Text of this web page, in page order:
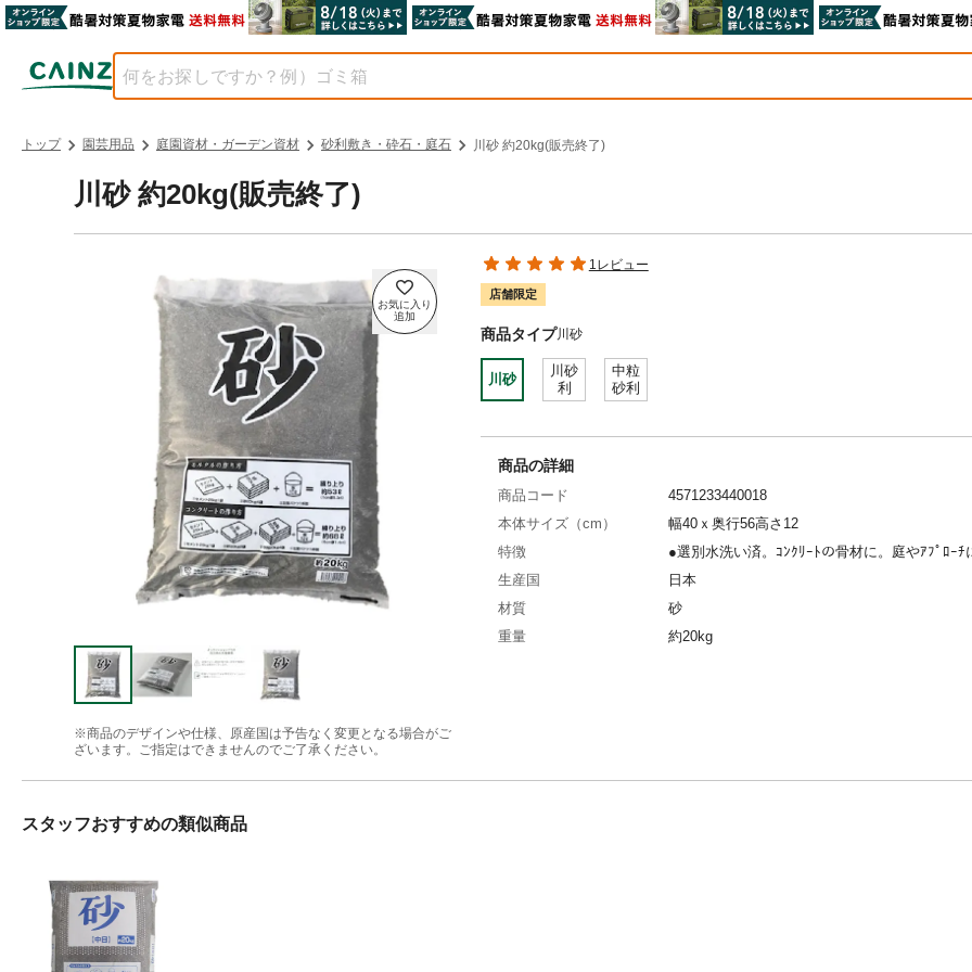
トップ 園芸用品 庭園資材・ガーデン資材 砂利敷き・砕石・庭石 川砂 約20kg(販売終了)
川砂 約20kg(販売終了)
※商品のデザインや仕様、原産国は予告なく変更となる場合がご
ざいます。ご指定はできませんのでご了承ください。
1レビュー
店舗限定
商品タイプ川砂
川砂
川砂
利
中粒
砂利
商品の詳細
商品コード
4571233440018
本体サイズ（cm）
幅40ｘ奥行56高さ12
特徴
●選別水洗い済。ｺﾝｸﾘｰﾄの骨材に。庭やｱﾌﾟﾛｰﾁ
生産国
日本
材質
砂
重量
約20kg
スタッフおすすめの類似商品